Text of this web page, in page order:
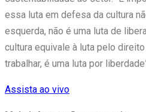
essa luta em defesa da cultura
esquerda, não é uma luta de
cultura equivale à luta pelo
trabalhar, é uma luta por
Assista ao vivo